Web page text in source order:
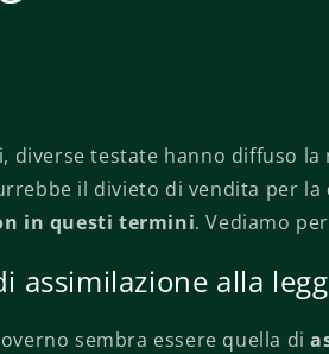
diverse testate hanno diffuso
il divieto di vendita per la
in questi termini. Vediamo
assimilazione alla
sembra essere quella di